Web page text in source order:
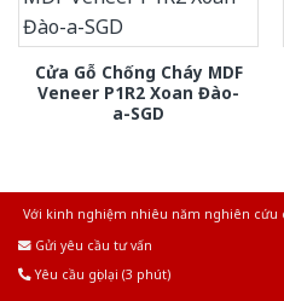
Cửa Gỗ Chống Cháy MDF
Veneer P1R2 Xoan Đào-
a-SGD
Với kinh nghiệm nhiêu năm nghiên cứu
Gửi yêu cầu tư vấn
Yêu cầu gọi lại (3 phút)